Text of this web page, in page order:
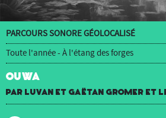
PARCOURS SONORE GÉOLOCALISÉ
Toute l'année - À l'étang des forges
OUWA
par luvan et Gaëtan Gromer et